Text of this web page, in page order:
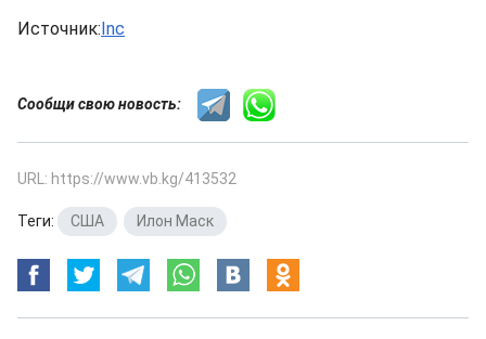
Источник: Inc
Сообщи свою новость:
URL: https://www.vb.kg/413532
Теги: США Илон Маск